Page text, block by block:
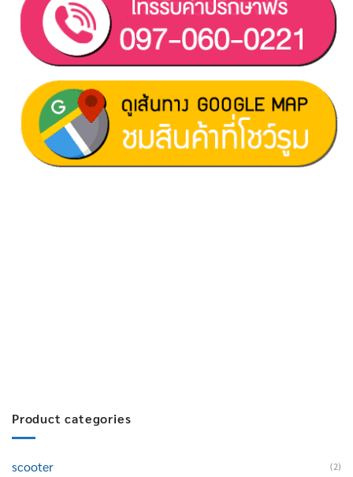
Product categories
scooter (2)